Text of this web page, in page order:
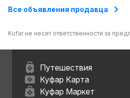
Все объявления продавца
Kufar не несет ответственности за
Путешествия
Куфар Карта
Куфар Маркет